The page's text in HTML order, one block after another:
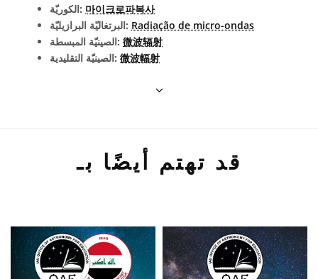
الكوريّة: 마이크로파복사
البرتغاليّة البرازيليّة: Radiação de micro-ondas
الصينيّة المبسطة: 微波辐射
الصينيّة التقليدية: 微波輻射
قد تهتم أيضًا بـ